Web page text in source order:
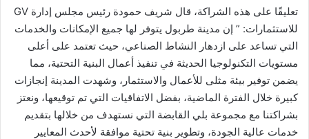
تعليقًا على هذه الشراكة، قال شريف حمودة رئيس مجلس إدارة GV
للاستثمارات: ” إن مدينة طربول يتوفر لها جميع الإمكانات والخدمات
التي تساعد على ازدهار النشاط الصناعي، حيث تعتمد على أعلى
مستويات التكنولوجيا الحديثة في تنفيذ أعمال البنية التحتية، مما
يضمن توفير بيئة مثلى للأعمال والاستثمار، وشهدت المدينة إنجازات
كبيرة خلال الفترة الماضية، بفضل الاتفاقيات التي تم توقيعها، ونعتز
بشراكتنا مع مجموعة بلي القابضة التي نستهدف من خلالها بتقديم
خدمات عالية الجودة، وتطوير بنية تحتية موافقة لأحدث المعايير